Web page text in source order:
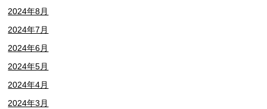
2024年8月
2024年7月
2024年6月
2024年5月
2024年4月
2024年3月